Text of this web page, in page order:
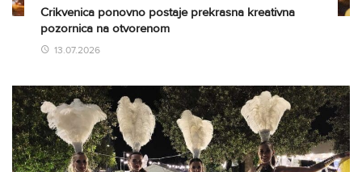
Crikvenica ponovno postaje prekrasna kreativna
pozornica na otvorenom
13.07.2026